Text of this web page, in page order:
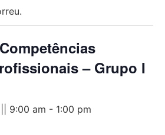
– Grupo I
9:00 am - 1:00 pm